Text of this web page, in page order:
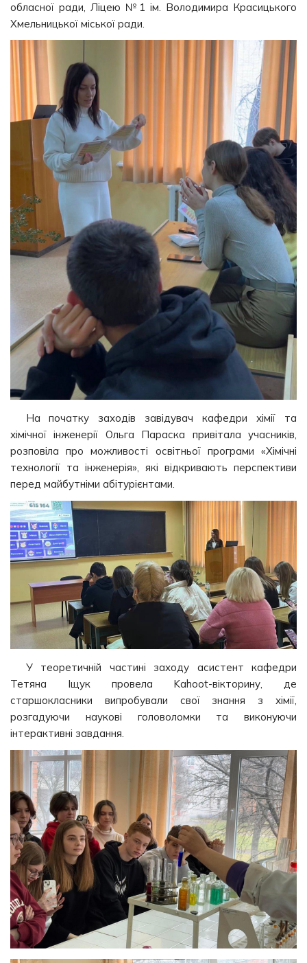
обласної ради, Ліцею №1 ім. Володимира Красицького
Хмельницької міської ради.
На початку заходів завідувач кафедри хімії та
хімічної інженерії Ольга Параска привітала учасників,
розповіла про можливості освітньої програми «Хімічні
технології та інженерія», які відкривають перспективи
перед майбутніми абітурієнтами.
У теоретичній частині заходу асистент кафедри
Тетяна Іщук провела Kahoot-вікторину, де
старшокласники випробували свої знання з хімії,
розгадуючи наукові головоломки та виконуючи
інтерактивні завдання.